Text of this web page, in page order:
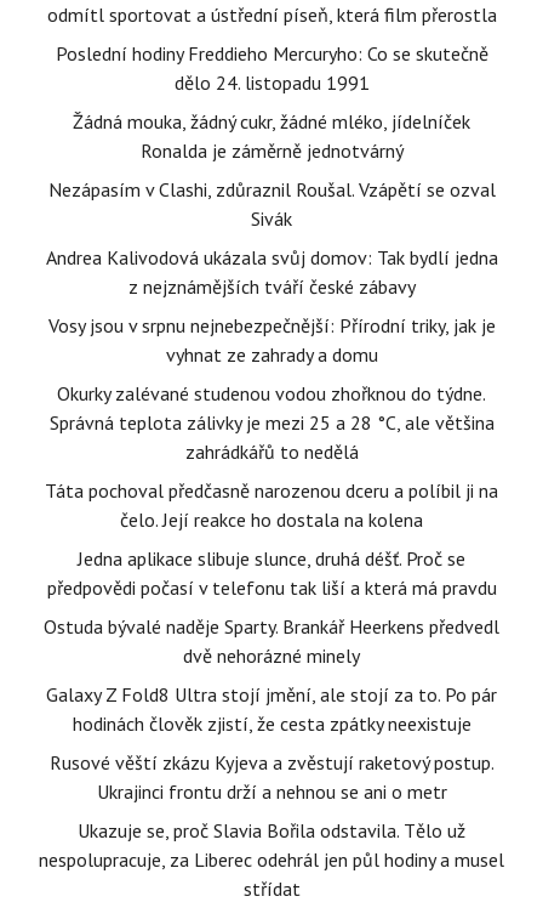
odmítl sportovat a ústřední píseň, která film přerostla
Poslední hodiny Freddieho Mercuryho: Co se skutečně
dělo 24. listopadu 1991
Žádná mouka, žádný cukr, žádné mléko, jídelníček
Ronalda je záměrně jednotvárný
Nezápasím v Clashi, zdůraznil Roušal. Vzápětí se ozval
Sivák
Andrea Kalivodová ukázala svůj domov: Tak bydlí jedna
z nejznámějších tváří české zábavy
Vosy jsou v srpnu nejnebezpečnější: Přírodní triky, jak je
vyhnat ze zahrady a domu
Okurky zalévané studenou vodou zhořknou do týdne.
Správná teplota zálivky je mezi 25 a 28 °C, ale většina
zahrádkářů to nedělá
Táta pochoval předčasně narozenou dceru a políbil ji na
čelo. Její reakce ho dostala na kolena
Jedna aplikace slibuje slunce, druhá déšť. Proč se
předpovědi počasí v telefonu tak liší a která má pravdu
Ostuda bývalé naděje Sparty. Brankář Heerkens předvedl
dvě nehorázné minely
Galaxy Z Fold8 Ultra stojí jmění, ale stojí za to. Po pár
hodinách člověk zjistí, že cesta zpátky neexistuje
Rusové věští zkázu Kyjeva a zvěstují raketový postup.
Ukrajinci frontu drží a nehnou se ani o metr
Ukazuje se, proč Slavia Bořila odstavila. Tělo už
nespolupracuje, za Liberec odehrál jen půl hodiny a musel
střídat